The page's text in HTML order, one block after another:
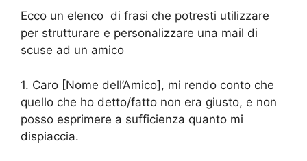
Ecco un elenco di frasi che potresti utilizzare
per strutturare e personalizzare una mail di
scuse ad un amico
1. Caro [Nome dell’Amico], mi rendo conto che
quello che ho detto/fatto non era giusto, e non
posso esprimere a sufficienza quanto mi
dispiaccia.